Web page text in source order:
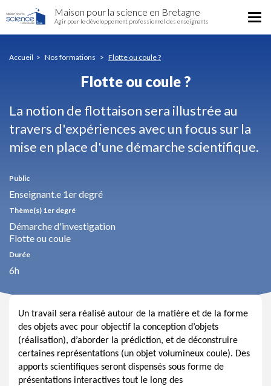
ou
au
Maison pour la science en Bretagne
Agir pour le développement professionnel des enseignants
Accueil Nos formations Flotte ou coule ?
Flotte ou coule ?
La notion de flottaison sera illustrée au
travers d'expériences avec un focus sur la
mise en place d'une démarche scientifique.
Public
Enseignant.e 1er degré
Thème(s) 1er degré
Démarche d'investigation
Flotte ou coule
Durée
6h
Un travail sera réalisé autour de la matière et de la forme
des objets avec pour objectif la conception d’objets
(réalisation), d’aborder la prédiction, et de déconstruire
certaines représentations (un objet volumineux coule). Des
apports scientifiques seront dispensés sous forme de
présentations interactives tout le long des